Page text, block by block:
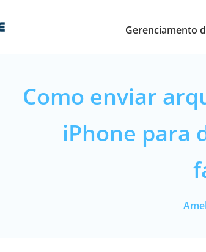
Gerenciamento
Como enviar
iPhone para